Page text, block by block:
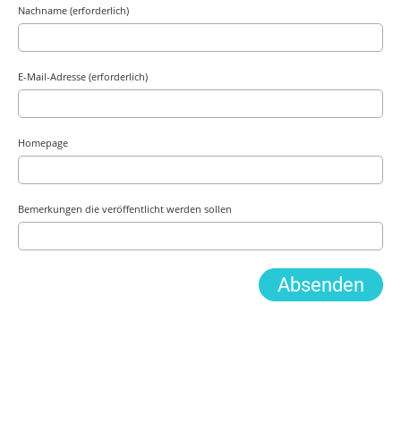
Nachname (erforderlich)
E-Mail-Adresse (erforderlich)
Homepage
Bemerkungen die veröffentlicht werden sollen